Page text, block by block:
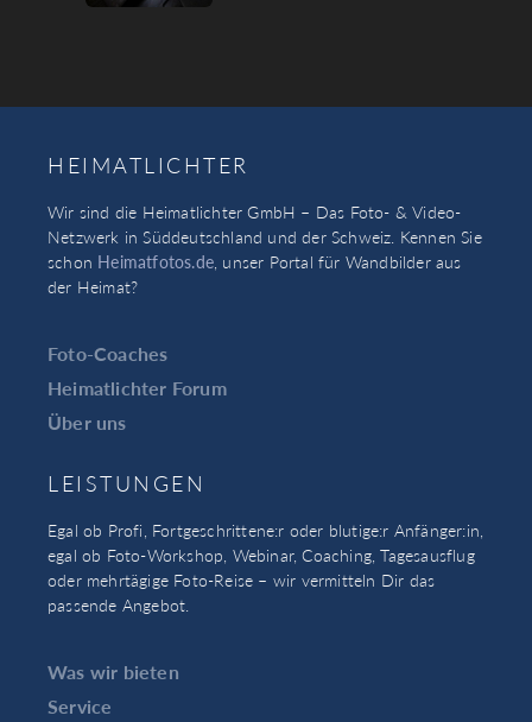
HEIMATLICHTER
Wir sind die Heimatlichter GmbH – Das Foto- & Video-
Netzwerk in Süddeutschland und der Schweiz. Kennen Sie
schon Heimatfotos.de , unser Portal für Wandbilder aus
der Heimat?
Foto-Coaches
Heimatlichter Forum
Über uns
LEISTUNGEN
Egal ob Profi, Fortgeschrittene:r oder blutige:r Anfänger:in,
egal ob Foto-Workshop, Webinar, Coaching, Tagesausflug
oder mehrtägige Foto-Reise – wir vermitteln Dir das
passende Angebot.
Was wir bieten
Service